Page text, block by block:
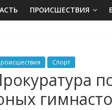
ПРОИСШЕСТВИЯ
Спорт